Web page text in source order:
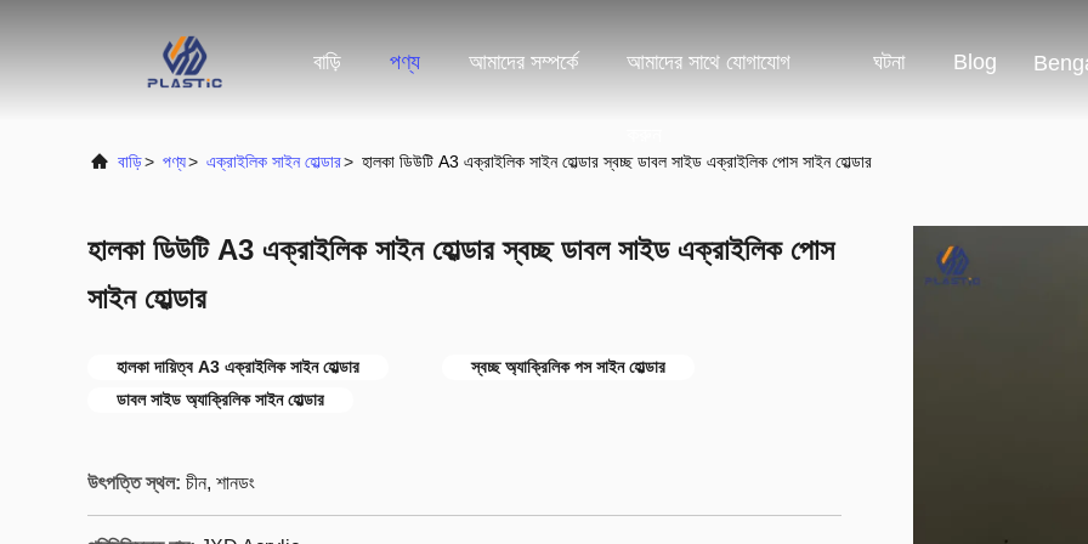
বাড়ি পণ্য আমাদের সম্পর্কে আমাদের সাথে যোগাযোগ ঘটনা Blog
বাড়ি> পণ্য> এক্রাইলিক সাইন হোল্ডার> হালকা ডিউটি A3 এক্রাইলিক সাইন হোল্ডার স্বচ্ছ ডাবল সাইড এক্রাইলিক পোস সাইন হোল্ডার
হালকা ডিউটি A3 এক্রাইলিক সাইন হোল্ডার স্বচ্ছ ডাবল সাইড এক্রাইলিক পোস
সাইন হোল্ডার
হালকা দায়িত্ব A3 এক্রাইলিক সাইন হোল্ডার
স্বচ্ছ অ্যাক্রিলিক পস সাইন হোল্ডার
ডাবল সাইড অ্যাক্রিলিক সাইন হোল্ডার
উৎপত্তি স্থল: চীন, শানডং